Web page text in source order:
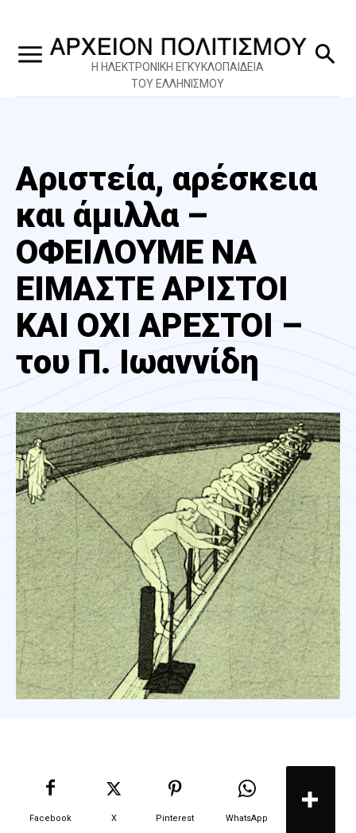
Η ΗΛΕΚΤΡΟΝΙΚΗ ΕΓΚΥΚΛΟΠΑΙΔΕΙΑ
ΤΟΥ ΕΛΛΗΝΙΣΜΟΥ
Αριστεία, αρέσκεια
και άμιλλα –
ΟΦΕΙΛΟΥΜΕ ΝΑ
ΕΙΜΑΣΤΕ ΑΡΙΣΤΟΙ
ΚΑΙ ΟΧΙ ΑΡΕΣΤΟΙ –
του Π. Ιωαννίδη
Facebook X Pinterest WhatsApp